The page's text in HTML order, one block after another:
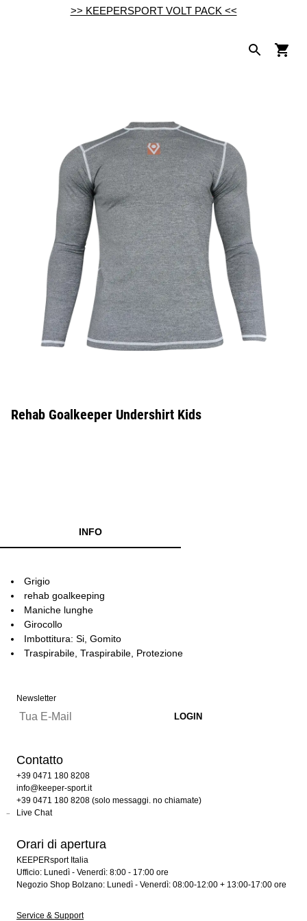
>> KEEPERSPORT VOLT PACK <<
Rehab Goalkeeper Undershirt Kids
INFO
Grigio
rehab goalkeeping
Maniche lunghe
Girocollo
Imbottitura: Si, Gomito
Traspirabile, Traspirabile, Protezione
Newsletter
Contatto
+39 0471 180 8208
info@keeper-sport.it
+39 0471 180 8208 (solo messaggi. no chiamate)
Live Chat
Orari di apertura
KEEPERsport Italia
Ufficio: Lunedì - Venerdì: 8:00 - 17:00 ore
Negozio Shop Bolzano: Lunedì - Venerdì: 08:00-12:00 + 13:00-17:00 ore
Service & Support